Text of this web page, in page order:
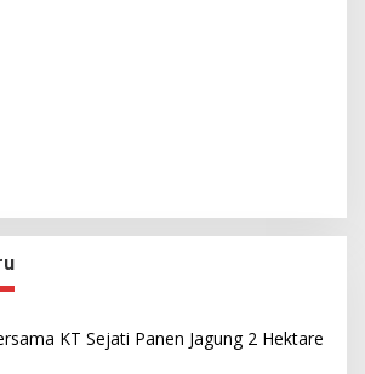
KT Sejati Panen Jagung 2 Hektare